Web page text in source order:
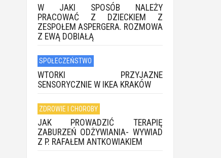
W JAKI SPOSÓB NALEŻY
PRACOWAĆ Z DZIECKIEM Z
ZESPOŁEM ASPERGERA. ROZMOWA
Z EWĄ DOBIAŁĄ
SPOŁECZEŃSTWO
WTORKI PRZYJAZNE
SENSORYCZNIE W IKEA KRAKÓW
ZDROWIE I CHOROBY
JAK PROWADZIĆ TERAPIĘ
ZABURZEŃ ODŻYWIANIA- WYWIAD
Z P. RAFAŁEM ANTKOWIAKIEM